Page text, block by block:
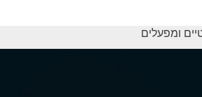
ומפעלים